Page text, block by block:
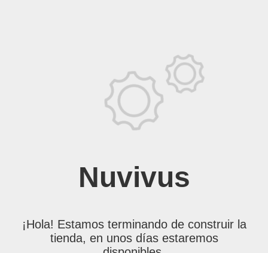
Nuvivus
¡Hola! Estamos terminando de construir la
tienda, en unos días estaremos